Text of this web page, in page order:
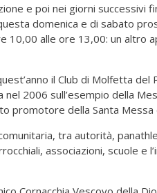
e poi nei giorni successivi
domenica e di sabato
10,00 alle ore 13,00: un altro
il Club di Molfetta del
2006 sull’esempio della
promotore della Santa Messa
tra autorità,
associazioni, scuole e